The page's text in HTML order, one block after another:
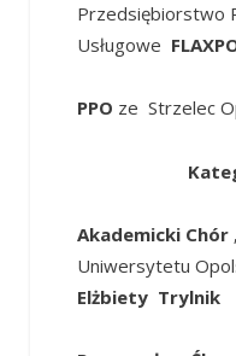
Przedsiębiorstwo
Usługowe
PPO ze Strzelec
Akademicki Chór
Uniwersytetu
Elżbiety Trylnik